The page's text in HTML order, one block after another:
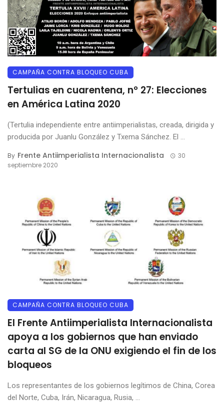
CAMPAÑA CONTRA BLOQUEO CUBA
Tertulias en cuarentena, nº 27: Elecciones
en América Latina 2020
(Tertulia independiente entre antiimperialistas, creada, dirigida y
producida por Juanlu González y Txema Sánchez. El ...
By Frente Antiimperialista Internacionalista
30
septiembre 2020
CAMPAÑA CONTRA BLOQUEO CUBA
El Frente Antiimperialista Internacionalista
apoya a los gobiernos que han enviado
carta al SG de la ONU exigiendo el fin de los
bloqueos
Los representantes de los gobiernos legítimos de China, Corea
del Norte, Cuba, Irán, Nicaragua, Rusia, ...